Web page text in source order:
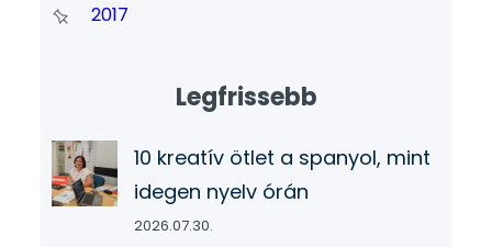
2017
Legfrissebb
10 kreatív ötlet a spanyol, mint
idegen nyelv órán
2026.07.30.